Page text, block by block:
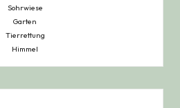
Sohrwiese
Garten
Tierrettung
Himmel